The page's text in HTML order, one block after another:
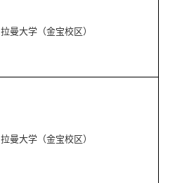
拉曼大学（金宝校区）
拉曼大学（金宝校区）